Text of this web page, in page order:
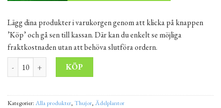
Lägg dina produkter i varukorgen genom att klicka på knappen
’Köp’ och gå sen till kassan. Där kan du enkelt se möjliga
fraktkostnaden utan att behöva slutföra ordern.
Berberis thunbergii 'Orange Dream' 20-30 cm mängd
KÖP
Kategorier:Alla produkter, Thujor, Ädelplantor